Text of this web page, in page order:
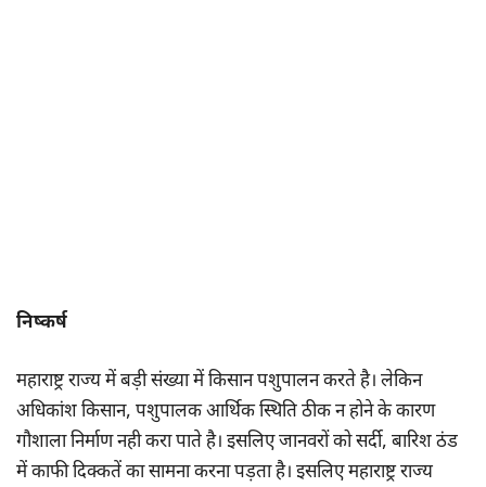
निष्कर्ष
महाराष्ट्र राज्य में बड़ी संख्या में किसान पशुपालन करते है। लेकिन
अधिकांश किसान, पशुपालक आर्थिक स्थिति ठीक न होने के कारण
गौशाला निर्माण नही करा पाते है। इसलिए जानवरों को सर्दी, बारिश ठंड
में काफी दिक्कतें का सामना करना पड़ता है। इसलिए महाराष्ट्र राज्य